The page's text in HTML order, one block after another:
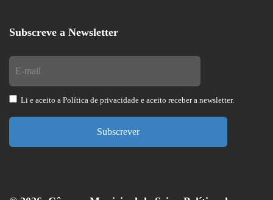
Subscreve a Newsletter
Li e aceito a Política de privacidade e aceito receber a newsletter.
Subscrever